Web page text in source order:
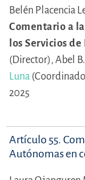
Belén Placencia
Comentario a
los Servicios
(Director), Abel
Luna
2025
Artículo 55.
Autónomas en